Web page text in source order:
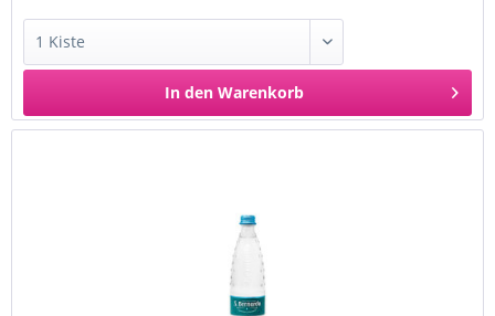
In den Warenkorb